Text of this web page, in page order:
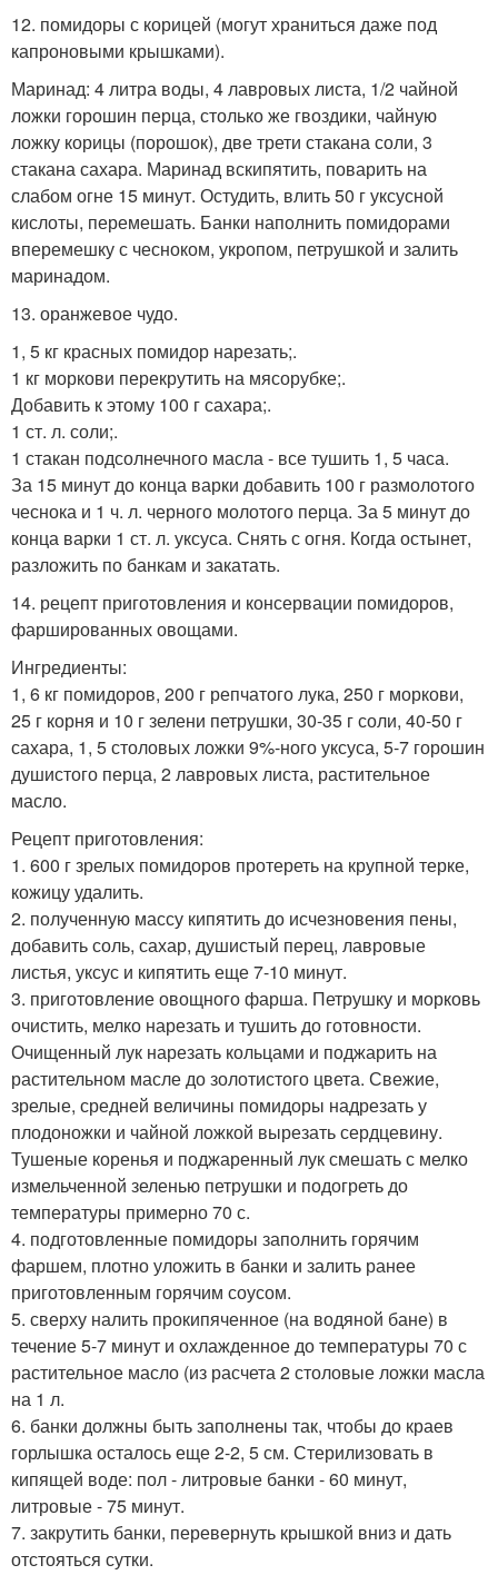
12. помидоры с корицей (могут храниться даже под
капроновыми крышками).
Маринад: 4 литра воды, 4 лавровых листа, 1/2 чайной
ложки горошин перца, столько же гвоздики, чайную
ложку корицы (порошок), две трети стакана соли, 3
стакана сахара. Маринад вскипятить, поварить на
слабом огне 15 минут. Остудить, влить 50 г уксусной
кислоты, перемешать. Банки наполнить помидорами
вперемешку с чесноком, укропом, петрушкой и залить
маринадом.
13. оранжевое чудо.
1, 5 кг красных помидор нарезать;.
1 кг моркови перекрутить на мясорубке;.
Добавить к этому 100 г сахара;.
1 ст. л. соли;.
1 стакан подсолнечного масла - все тушить 1, 5 часа.
За 15 минут до конца варки добавить 100 г размолотого
чеснока и 1 ч. л. черного молотого перца. За 5 минут до
конца варки 1 ст. л. уксуса. Снять с огня. Когда остынет,
разложить по банкам и закатать.
14. рецепт приготовления и консервации помидоров,
фаршированных овощами.
Ингредиенты:
1, 6 кг помидоров, 200 г репчатого лука, 250 г моркови,
25 г корня и 10 г зелени петрушки, 30-35 г соли, 40-50 г
сахара, 1, 5 столовых ложки 9%-ного уксуса, 5-7 горошин
душистого перца, 2 лавровых листа, растительное
масло.
Рецепт приготовления:
1. 600 г зрелых помидоров протереть на крупной терке,
кожицу удалить.
2. полученную массу кипятить до исчезновения пены,
добавить соль, сахар, душистый перец, лавровые
листья, уксус и кипятить еще 7-10 минут.
3. приготовление овощного фарша. Петрушку и морковь
очистить, мелко нарезать и тушить до готовности.
Очищенный лук нарезать кольцами и поджарить на
растительном масле до золотистого цвета. Свежие,
зрелые, средней величины помидоры надрезать у
плодоножки и чайной ложкой вырезать сердцевину.
Тушеные коренья и поджаренный лук смешать с мелко
измельченной зеленью петрушки и подогреть до
температуры примерно 70 с.
4. подготовленные помидоры заполнить горячим
фаршем, плотно уложить в банки и залить ранее
приготовленным горячим соусом.
5. сверху налить прокипяченное (на водяной бане) в
течение 5-7 минут и охлажденное до температуры 70 с
растительное масло (из расчета 2 столовые ложки масла
на 1 л.
6. банки должны быть заполнены так, чтобы до краев
горлышка осталось еще 2-2, 5 см. Стерилизовать в
кипящей воде: пол - литровые банки - 60 минут,
литровые - 75 минут.
7. закрутить банки, перевернуть крышкой вниз и дать
отстояться сутки.